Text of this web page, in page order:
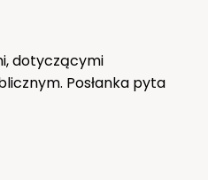
dotyczącymi
Posłanka pyta